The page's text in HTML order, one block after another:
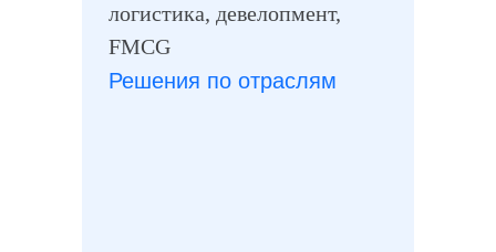
логистика, девелопмент,
FMCG
Решения по отраслям